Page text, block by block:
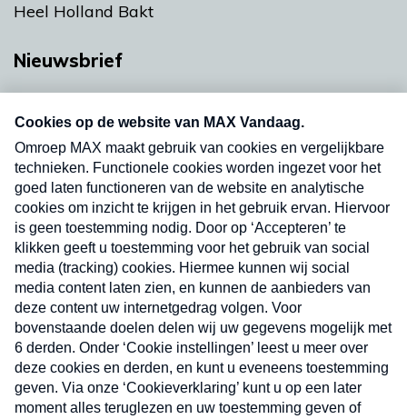
Heel Holland Bakt
Nieuwsbrief
nieuwsbrief. Elke vrijdag- en dinsdagochtend in
uw mailbox.
Verzend
Nieuwsbrief
Neem hier een gratis abonnement op onze